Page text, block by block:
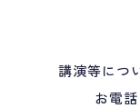
講演等につ
お電